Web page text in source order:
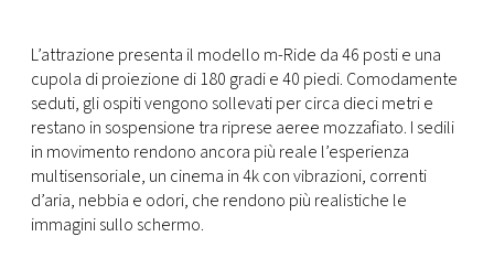
L’attrazione presenta il modello m-Ride da 46 posti e una
cupola di proiezione di 180 gradi e 40 piedi. Comodamente
seduti, gli ospiti vengono sollevati per circa dieci metri e
restano in sospensione tra riprese aeree mozzafiato. I sedili
in movimento rendono ancora più reale l’esperienza
multisensoriale, un cinema in 4k con vibrazioni, correnti
d’aria, nebbia e odori, che rendono più realistiche le
immagini sullo schermo.